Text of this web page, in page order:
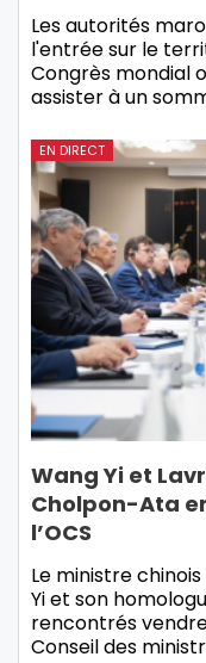
Les autorités
l'entrée sur le
Congrès mondial
assister à un
EN DIRECT
Wang Yi et
Cholpon-Ata
l’OCS
Le ministre
Yi et son
rencontrés
Conseil des